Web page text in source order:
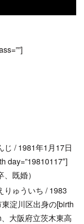
じ / 1981年1月17日
day=”19810117″]
既婚）
りゅういち / 1983
淀川区出身の[birth
大阪府立茨木東高